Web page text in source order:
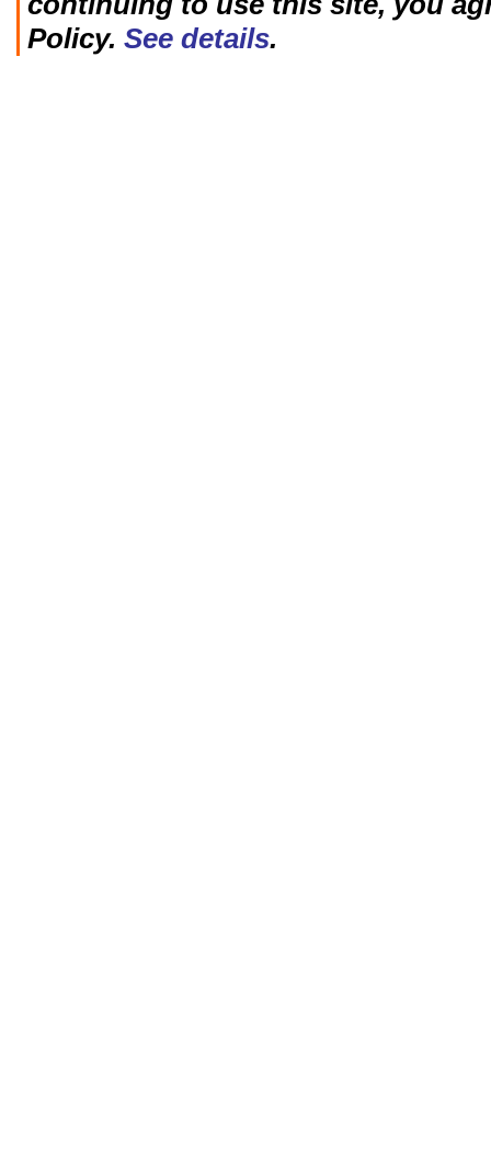
Policy. See details.